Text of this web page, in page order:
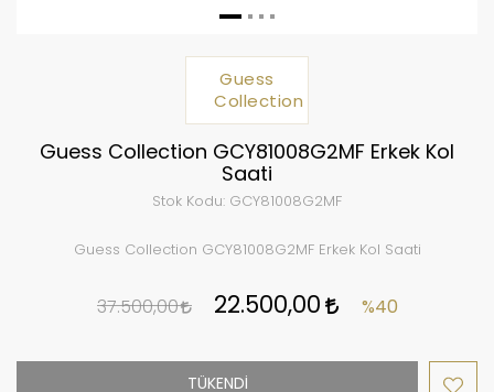
Guess
Collection
Guess Collection GCY81008G2MF Erkek Kol
Saati
Stok Kodu: GCY81008G2MF
Guess Collection GCY81008G2MF Erkek Kol Saati
37.500,00 22.500,00 %40
TÜKENDİ